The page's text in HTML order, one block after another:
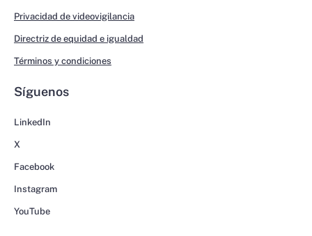
Privacidad de videovigilancia
Directriz de equidad e igualdad
Términos y condiciones
Síguenos
LinkedIn
X
Facebook
Instagram
YouTube